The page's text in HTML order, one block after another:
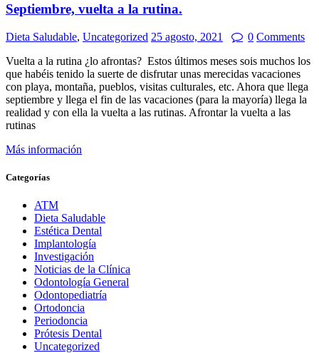
Septiembre, vuelta a la rutina.
Dieta Saludable, Uncategorized 25 agosto, 2021 0 Comments
Vuelta a la rutina ¿lo afrontas? Estos últimos meses sois muchos los
que habéis tenido la suerte de disfrutar unas merecidas vacaciones
con playa, montaña, pueblos, visitas culturales, etc. Ahora que llega
septiembre y llega el fin de las vacaciones (para la mayoría) llega la
realidad y con ella la vuelta a las rutinas. Afrontar la vuelta a las
rutinas
Más información
Categorías
ATM
Dieta Saludable
Estética Dental
Implantología
Investigación
Noticias de la Clínica
Odontología General
Odontopediatría
Ortodoncia
Periodoncia
Prótesis Dental
Uncategorized